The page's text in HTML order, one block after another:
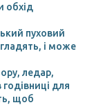
обхід
пуховий
і може
ледар,
для
щоб